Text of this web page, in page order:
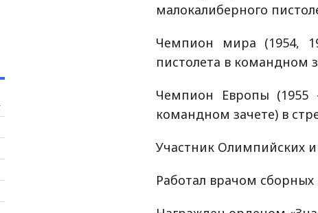
малокалиберного
Чемпион мира (1954,
пистолета в командном
Чемпион Европы
командном зачете) в
Участник Олимпийских
Работал врачом